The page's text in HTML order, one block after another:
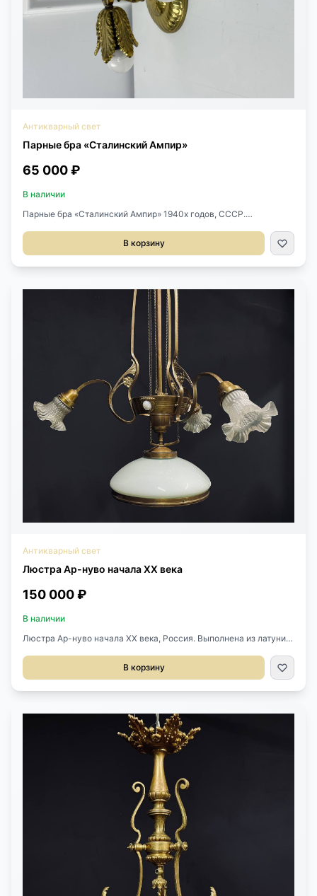
Антикварный свет
Парные бра «Сталинский Ампир»
65 000 ₽
В наличии
Парные бра «Сталинский Ампир» 1940х годов, СССР.
14х13х20h см.
В корзину
Антикварный свет
Люстра Ар-нуво начала XX века
150 000 ₽
В наличии
Люстра Ар-нуво начала XX века, Россия. Выполнена из латуни.
высоты. Д 90 см. В 100-138h см.
В корзину